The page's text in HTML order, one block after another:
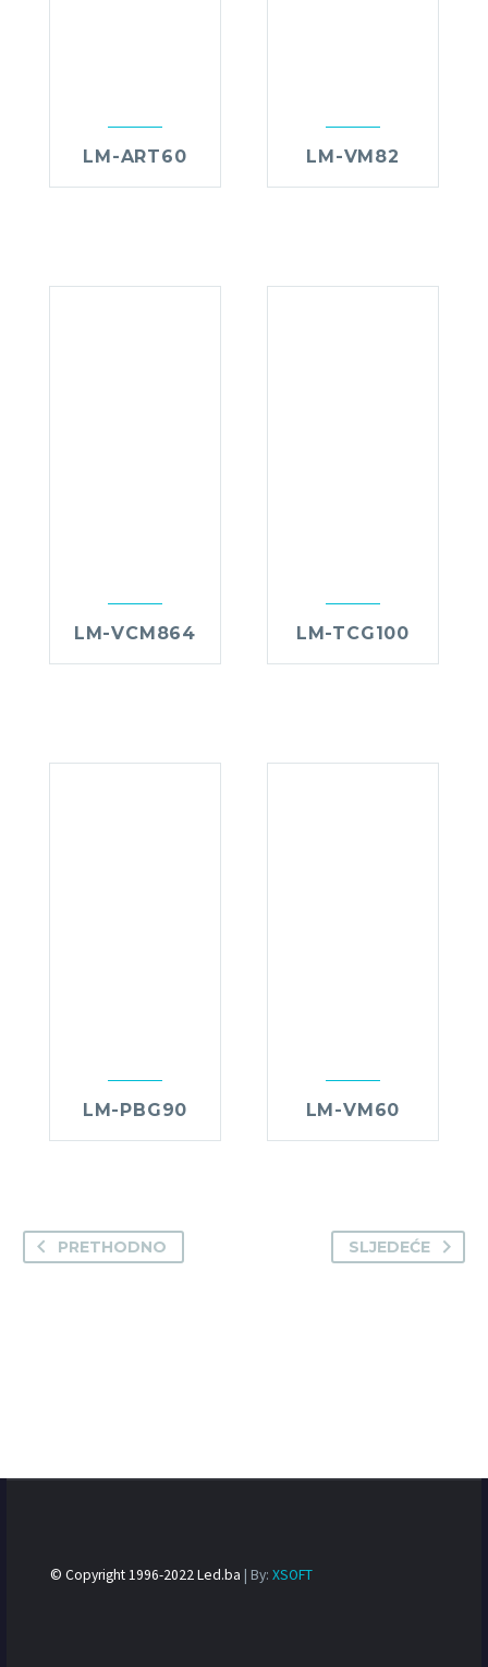
LM-ART60 LM-VM82
LM-VCM864 LM-TCG100
LM-PBG90 LM-VM60
PRETHODNO SLJEDEĆE
© Copyright 1996-2022 Led.ba | By: XSOFT